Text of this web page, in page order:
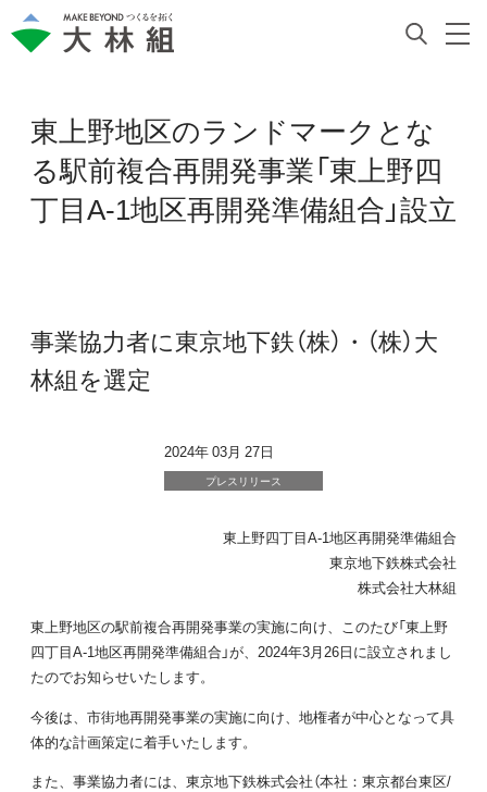
東上野地区のランドマークとな
る駅前複合再開発事業「東上野四
丁目A-1地区再開発準備組合」設立
事業協力者に東京地下鉄（株）・（株）大
林組を選定
2024年 03月 27日
プレスリリース
東上野四丁目A-1地区再開発準備組合
東京地下鉄株式会社
株式会社大林組
東上野地区の駅前複合再開発事業の実施に向け、このたび「東上野
四丁目A-1地区再開発準備組合」が、2024年3月26日に設立されまし
たのでお知らせいたします。
今後は、市街地再開発事業の実施に向け、地権者が中心となって具
体的な計画策定に着手いたします。
また、事業協力者には、東京地下鉄株式会社（本社：東京都台東区/